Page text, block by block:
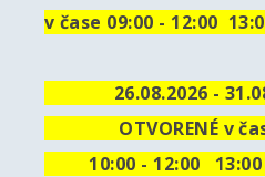
v čase 09:00 - 12:00
26.08.2026 -
OTVORENÉ v
10:00 - 12:00 13:00